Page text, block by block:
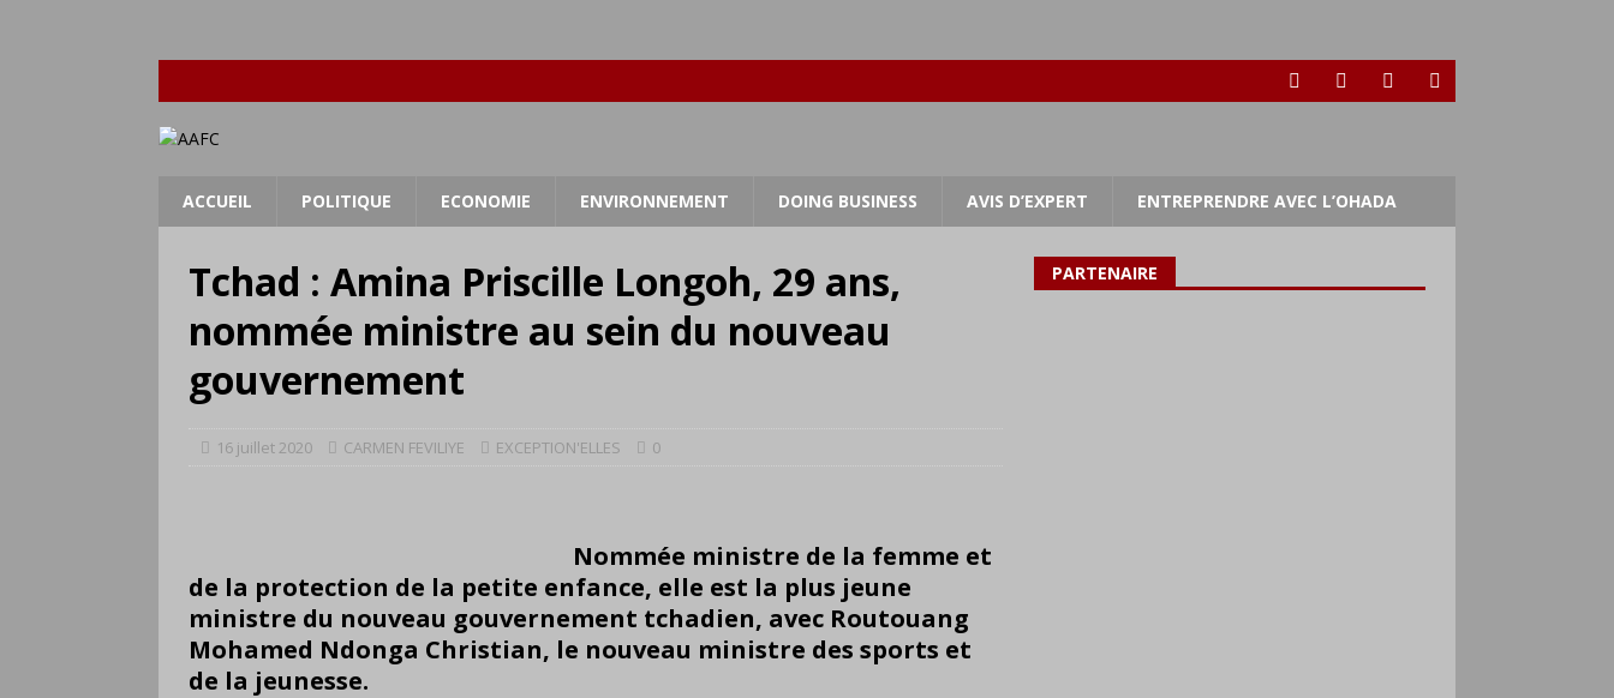
ACCUEIL POLITIQUE ECONOMIE ENVIRONNEMENT DOING BUSINESS AVIS D’EXPERT ENTREPRENDRE AVEC L’OHADA
Tchad : Amina Priscille Longoh, 29 ans,
nommée ministre au sein du nouveau
gouvernement
16 juillet 2020 CARMEN FEVILIYE EXCEPTION'ELLES 0
Nommée ministre de la femme et
de la protection de la petite enfance, elle est la plus jeune
ministre du nouveau gouvernement tchadien, avec Routouang
Mohamed Ndonga Christian, le nouveau ministre des sports et
de la jeunesse.
PARTENAIRE